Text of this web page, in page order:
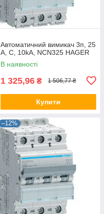
Автоматичний вимикач 3п, 25
А, C, 10kA, NCN325 HAGER
В наявності
1 325,96 ₴ 1 506,77 ₴
Купити
–12%